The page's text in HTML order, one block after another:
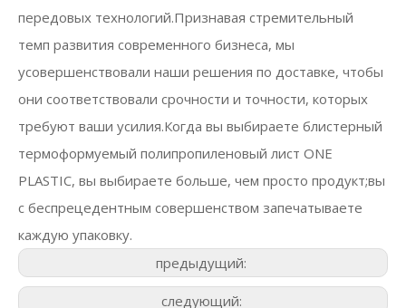
передовых технологий.Признавая стремительный
темп развития современного бизнеса, мы
усовершенствовали наши решения по доставке, чтобы
они соответствовали срочности и точности, которых
требуют ваши усилия.Когда вы выбираете блистерный
термоформуемый полипропиленовый лист ONE
PLASTIC, вы выбираете больше, чем просто продукт;вы
с беспрецедентным совершенством запечатываете
каждую упаковку.
предыдущий:
следующий: